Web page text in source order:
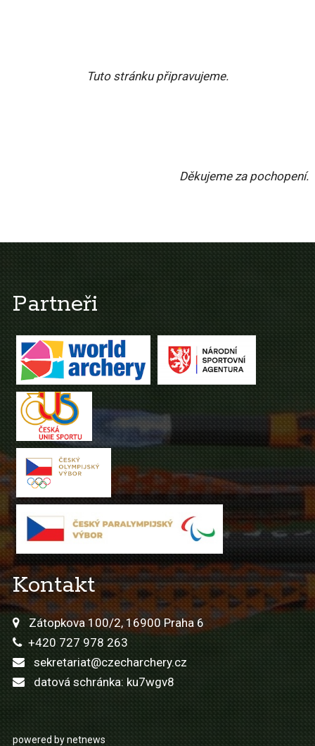
Tuto stránku připravujeme.
Děkujeme za pochopení.
Partneři
Kontakt
Zátopkova 100/2, 16900 Praha 6
+420 727 978 263
sekretariat@czecharchery.cz
datová schránka: ku7wgv8
powered by netnews